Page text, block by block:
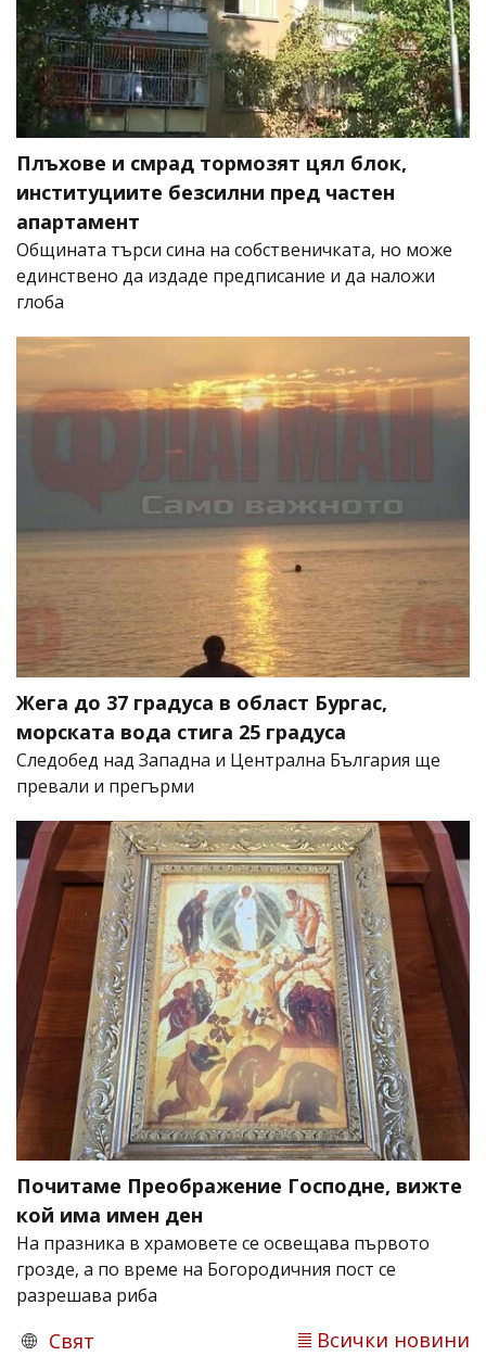
Плъхове и смрад тормозят цял блок,
институциите безсилни пред частен
апартамент
Общината търси сина на собственичката, но може
единствено да издаде предписание и да наложи
глоба
Жега до 37 градуса в област Бургас,
морската вода стига 25 градуса
Следобед над Западна и Централна България ще
превали и прегърми
Почитаме Преображение Господне, вижте
кой има имен ден
На празника в храмовете се освещава първото
грозде, а по време на Богородичния пост се
разрешава риба
Свят Всички новини